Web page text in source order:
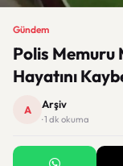
Gündem
Polis Memuru
Hayatını
A Arşiv
· 1 dk okuma